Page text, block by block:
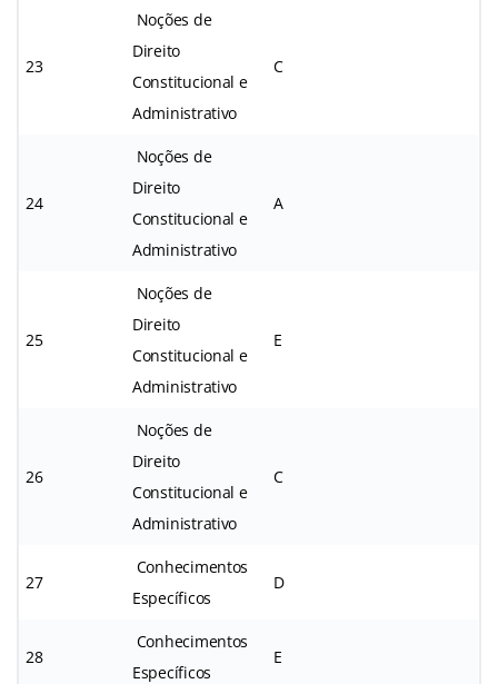
23
Noções de
Direito
Constitucional e
Administrativo
C
24
Noções de
Direito
Constitucional e
Administrativo
A
25
Noções de
Direito
Constitucional e
Administrativo
E
26
Noções de
Direito
Constitucional e
Administrativo
C
27
Conhecimentos
Específicos
D
28
Conhecimentos
Específicos
E